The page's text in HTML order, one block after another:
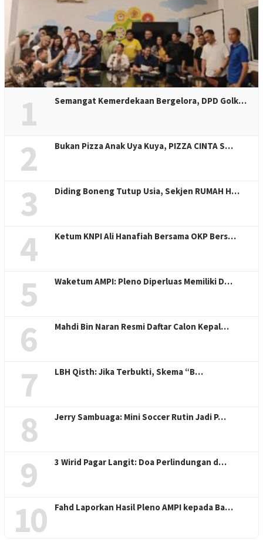
1 Semangat Kemerdekaan Bergelora, DPD Golk…
2 Bukan Pizza Anak Uya Kuya, PIZZA CINTA S…
3 Diding Boneng Tutup Usia, Sekjen RUMAH H…
4 Ketum KNPI Ali Hanafiah Bersama OKP Bers…
5 Waketum AMPI: Pleno Diperluas Memiliki D…
6 Mahdi Bin Naran Resmi Daftar Calon Kepal…
7 LBH Qisth: Jika Terbukti, Skema “B…
8 Jerry Sambuaga: Mini Soccer Rutin Jadi P…
9 3 Wirid Pagar Langit: Doa Perlindungan d…
10 Fahd Laporkan Hasil Pleno AMPI kepada Ba…